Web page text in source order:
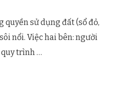
quyền sử dụng đất (sổ đỏ,
nổi. Việc hai bên: người
trình …